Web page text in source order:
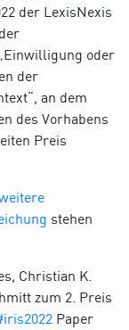
der LexisNexis
oder
der
an dem
des Vorhabens
Preis
stehen
Christian K.
zum 2. Preis
Paper